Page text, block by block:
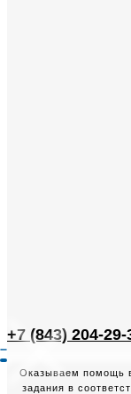
+7 (843) 204-29-
Оказываем помощь в
задания в